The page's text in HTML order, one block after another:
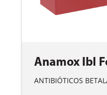
ANTIBIÓTICOS